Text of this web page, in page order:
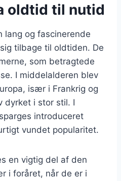
oldtid til nutid
lang og fascinerende
tilbage til oldtiden. De
som betragtede
I middelalderen blev
især i Frankrig og
dyrket i stor stil. I
introduceret
vundet popularitet.
en vigtig del af den
i foråret, når de er i